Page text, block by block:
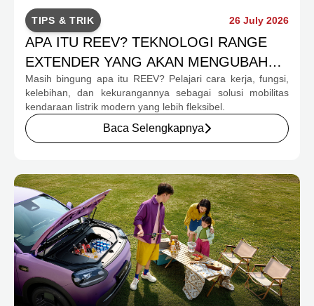
TIPS & TRIK 26 July 2026
APA ITU REEV? TEKNOLOGI RANGE
EXTENDER YANG AKAN MENGUBAH
MOBILITAS EV INDONESIA
Masih bingung apa itu REEV? Pelajari cara kerja, fungsi,
kelebihan, dan kekurangannya sebagai solusi mobilitas
kendaraan listrik modern yang lebih fleksibel.
Baca Selengkapnya